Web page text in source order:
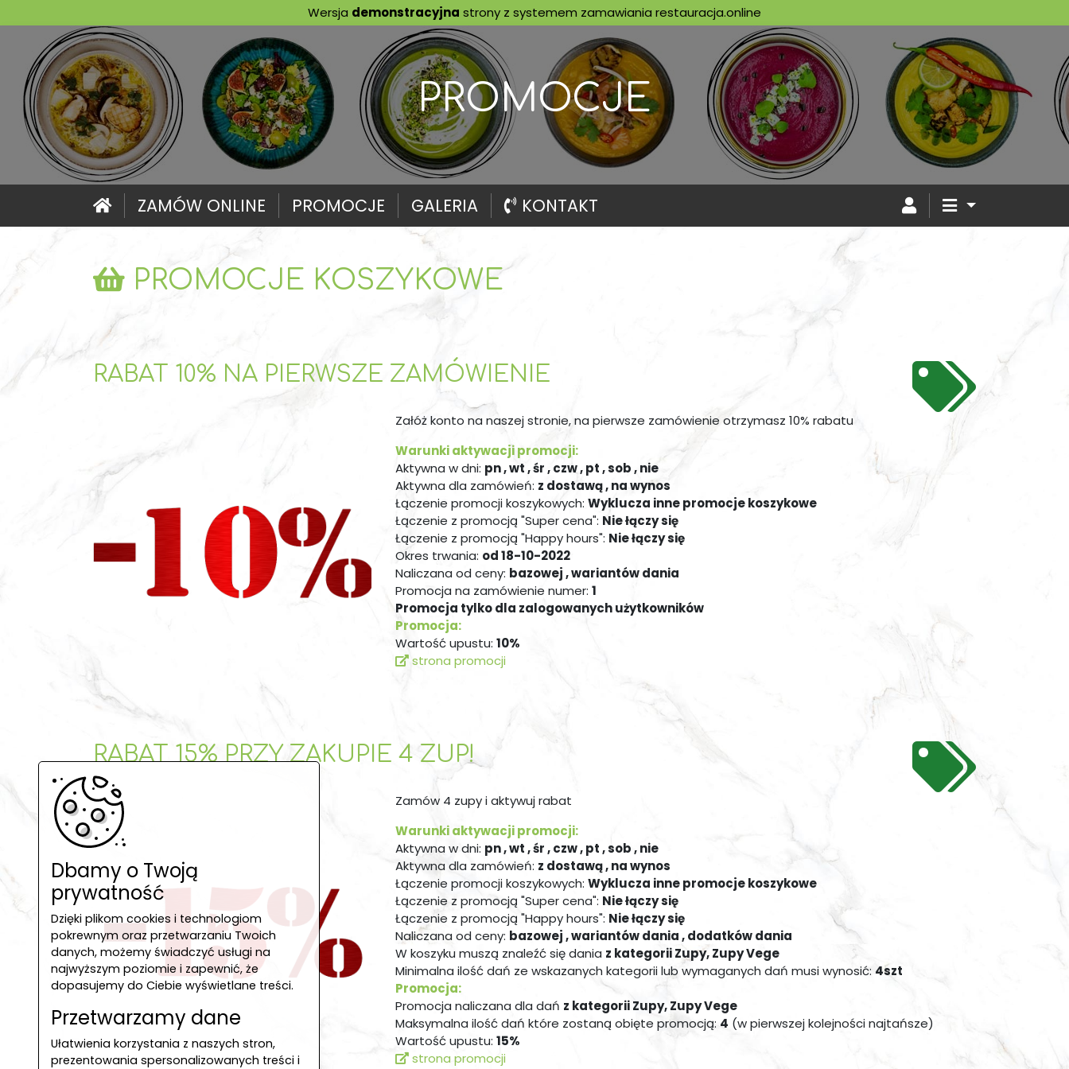
Wersja demonstracyjna strony z systemem zamawiania restauracja.online
PROMOCJE
ZAMÓW ONLINE PROMOCJE GALERIA KONTAKT
PROMOCJE KOSZYKOWE
RABAT 10% NA PIERWSZE ZAMÓWIENIE
Załóż konto na naszej stronie, na pierwsze zamówienie otrzymasz 10% rabatu
Warunki aktywacji promocji:
Aktywna w dni: pn , wt , śr , czw , pt , sob , nie
Aktywna dla zamówień: z dostawą , na wynos
Łączenie promocji koszykowych: Wyklucza inne promocje koszykowe
Łączenie z promocją "Super cena": Nie łączy się
Łączenie z promocją "Happy hours": Nie łączy się
Okres trwania: od 18-10-2022
Naliczana od ceny: bazowej , wariantów dania
Promocja na zamówienie numer: 1
Promocja tylko dla zalogowanych użytkowników
Promocja:
Wartość upustu: 10%
strona promocji
RABAT 15% PRZY ZAKUPIE 4 ZUP!
Zamów 4 zupy i aktywuj rabat
Warunki aktywacji promocji:
Aktywna w dni: pn , wt , śr , czw , pt , sob , nie
Aktywna dla zamówień: z dostawą , na wynos
Łączenie promocji koszykowych: Wyklucza inne promocje koszykowe
Łączenie z promocją "Super cena": Nie łączy się
Łączenie z promocją "Happy hours": Nie łączy się
Naliczana od ceny: bazowej , wariantów dania , dodatków dania
W koszyku muszą znaleźć się dania z kategorii Zupy, Zupy Vege
Minimalna ilość dań ze wskazanych kategorii lub wymaganych dań musi wynosić: 4szt
Promocja:
Promocja naliczana dla dań z kategorii Zupy, Zupy Vege
Maksymalna ilość dań które zostaną obięte promocją: 4 (w pierwszej kolejności najtańsze)
Wartość upustu: 15%
strona promocji
Dbamy o Twoją
prywatność
Dzięki plikom cookies i technologiom
pokrewnym oraz przetwarzaniu Twoich
danych, możemy świadczyć usługi na
najwyższym poziomie i zapewnić, że
dopasujemy do Ciebie wyświetlane treści.
Przetwarzamy dane
Ułatwienia korzystania z naszych stron,
prezentowania spersonalizowanych treści i